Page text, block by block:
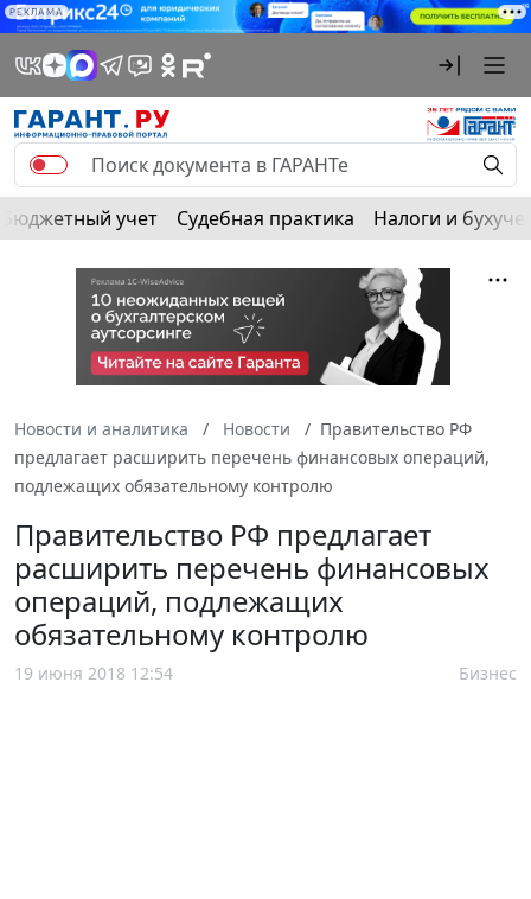
РЕКЛАМА
Бюджетный учет Судебная практика Налоги и
Новости и аналитика Новости
Правительство РФ
предлагает расширить перечень финансовых операций,
подлежащих обязательному контролю
Правительство РФ предлагает
расширить перечень финансовых
операций, подлежащих
обязательному контролю
19 июня 2018 12:54 Бизнес